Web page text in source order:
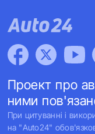
Проект про
ними
При цитуванні і
на "Auto24"